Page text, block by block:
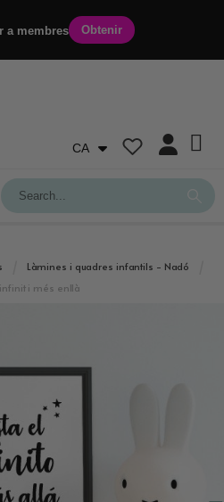
a membres Obtenir
CA
Làmines i quadres infantils - Nadó
i més enllà